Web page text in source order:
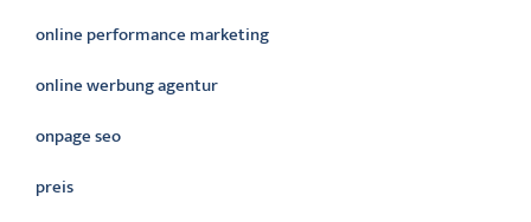
online performance marketing
online werbung agentur
onpage seo
preis